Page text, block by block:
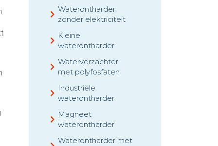
Waterontharder
zonder elektriciteit
Kleine
waterontharder
Waterverzachter
met polyfosfaten
Industriële
waterontharder
Magneet
waterontharder
Waterontharder met